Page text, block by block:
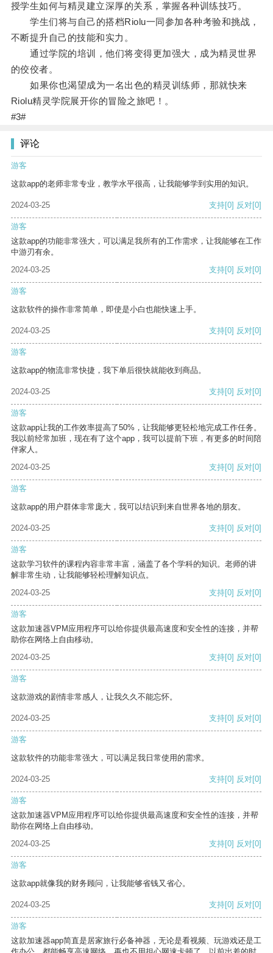
授学生如何与精灵建立深厚的关系，掌握各种训练技巧。
学生们将与自己的搭档Riolu一同参加各种考验和挑战，
不断提升自己的技能和实力。
通过学院的培训，他们将变得更加强大，成为精灵世界
的佼佼者。
如果你也渴望成为一名出色的精灵训练师，那就快来
Riolu精灵学院展开你的冒险之旅吧！。
#3#
评论
游客
这款app的老师非常专业，教学水平很高，让我能够学到实用的知识。
2024-03-25 支持[0] 反对[0]
游客
这款app的功能非常强大，可以满足我所有的工作需求，让我能够在工作
中游刃有余。
2024-03-25
支持[0] 反对[0]
游客
这款软件的操作非常简单，即使是小白也能快速上手。
2024-03-25 支持[0] 反对[0]
游客
这款app的物流非常快捷，我下单后很快就能收到商品。
2024-03-25 支持[0] 反对[0]
游客
这款app让我的工作效率提高了50%，让我能够更轻松地完成工作任务。
我以前经常加班，现在有了这个app，我可以提前下班，有更多的时间陪
伴家人。
2024-03-25
支持[0] 反对[0]
游客
这款app的用户群体非常庞大，我可以结识到来自世界各地的朋友。
2024-03-25 支持[0] 反对[0]
游客
这款学习软件的课程内容非常丰富，涵盖了各个学科的知识。老师的讲
解非常生动，让我能够轻松理解知识点。
2024-03-25
支持[0] 反对[0]
游客
这款加速器VPM应用程序可以给你提供最高速度和安全性的连接，并帮
助你在网络上自由移动。
2024-03-25
支持[0] 反对[0]
游客
这款游戏的剧情非常感人，让我久久不能忘怀。
2024-03-25 支持[0] 反对[0]
游客
这款软件的功能非常强大，可以满足我日常使用的需求。
2024-03-25 支持[0] 反对[0]
游客
这款加速器VPM应用程序可以给你提供最高速度和安全性的连接，并帮
助你在网络上自由移动。
2024-03-25
支持[0] 反对[0]
游客
这款app就像我的财务顾问，让我能够省钱又省心。
2024-03-25 支持[0] 反对[0]
游客
这款加速器app简直是居家旅行必备神器，无论是看视频、玩游戏还是工